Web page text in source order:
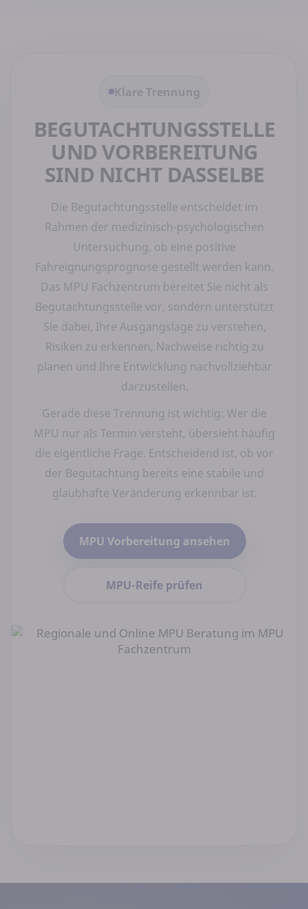
Klare Trennung
BEGUTACHTUNGSSTELLE
UND VORBEREITUNG
SIND NICHT DASSELBE
Die Begutachtungsstelle entscheidet im
Rahmen der medizinisch-psychologischen
Untersuchung, ob eine positive
Fahreignungsprognose gestellt werden kann.
Das MPU Fachzentrum bereitet Sie nicht als
Begutachtungsstelle vor, sondern unterstützt
Sie dabei, Ihre Ausgangslage zu verstehen,
Risiken zu erkennen, Nachweise richtig zu
planen und Ihre Entwicklung nachvollziehbar
darzustellen.
Gerade diese Trennung ist wichtig: Wer die
MPU nur als Termin versteht, übersieht häufig
die eigentliche Frage. Entscheidend ist, ob vor
der Begutachtung bereits eine stabile und
glaubhafte Veränderung erkennbar ist.
MPU Vorbereitung ansehen
MPU-Reife prüfen